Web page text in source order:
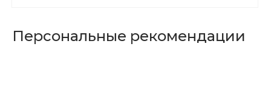
Персональные рекомендации